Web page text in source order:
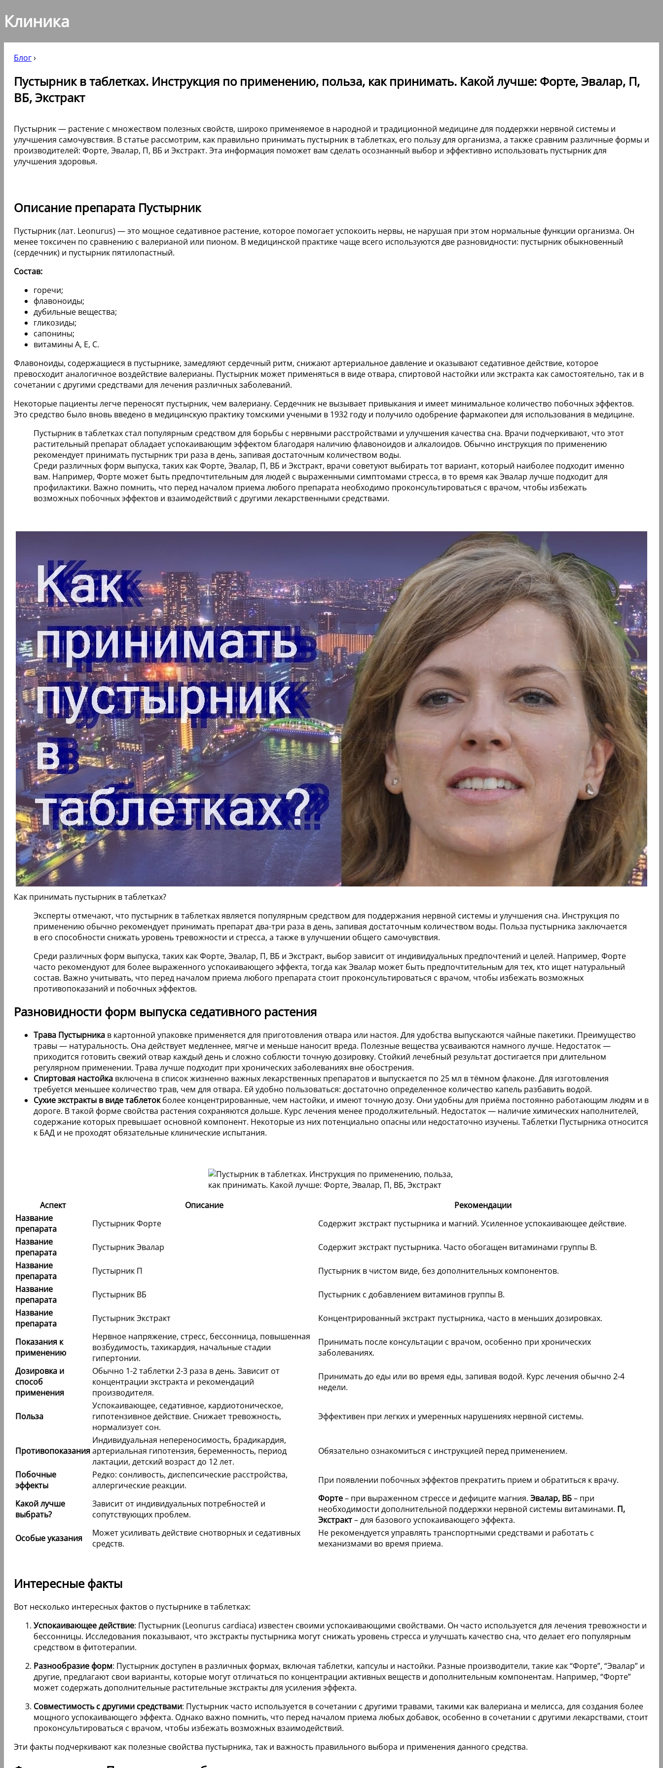
Клиника
Блог›
Пустырник в таблетках. Инструкция по применению, польза, как принимать. Какой лучше: Форте, Эвалар, П,
ВБ, Экстракт
Пустырник — растение с множеством полезных свойств, широко применяемое в народной и традиционной медицине для поддержки нервной системы и
улучшения самочувствия. В статье рассмотрим, как правильно принимать пустырник в таблетках, его пользу для организма, а также сравним различные формы и
производителей: Форте, Эвалар, П, ВБ и Экстракт. Эта информация поможет вам сделать осознанный выбор и эффективно использовать пустырник для
улучшения здоровья.
Описание препарата Пустырник
Пустырник (лат. Leonurus) — это мощное седативное растение, которое помогает успокоить нервы, не нарушая при этом нормальные функции организма. Он
менее токсичен по сравнению с валерианой или пионом. В медицинской практике чаще всего используются две разновидности: пустырник обыкновенный
(сердечник) и пустырник пятилопастный.
Состав:
горечи;
флавоноиды;
дубильные вещества;
гликозиды;
сапонины;
витамины А, Е, С.
Флавоноиды, содержащиеся в пустырнике, замедляют сердечный ритм, снижают артериальное давление и оказывают седативное действие, которое
превосходит аналогичное воздействие валерианы. Пустырник может применяться в виде отвара, спиртовой настойки или экстракта как самостоятельно, так и в
сочетании с другими средствами для лечения различных заболеваний.
Некоторые пациенты легче переносят пустырник, чем валериану. Сердечник не вызывает привыкания и имеет минимальное количество побочных эффектов.
Это средство было вновь введено в медицинскую практику томскими учеными в 1932 году и получило одобрение фармакопеи для использования в медицине.
Пустырник в таблетках стал популярным средством для борьбы с нервными расстройствами и улучшения качества сна. Врачи подчеркивают, что этот
растительный препарат обладает успокаивающим эффектом благодаря наличию флавоноидов и алкалоидов. Обычно инструкция по применению
рекомендует принимать пустырник три раза в день, запивая достаточным количеством воды.
Среди различных форм выпуска, таких как Форте, Эвалар, П, ВБ и Экстракт, врачи советуют выбирать тот вариант, который наиболее подходит именно
вам. Например, Форте может быть предпочтительным для людей с выраженными симптомами стресса, в то время как Эвалар лучше подходит для
профилактики. Важно помнить, что перед началом приема любого препарата необходимо проконсультироваться с врачом, чтобы избежать
возможных побочных эффектов и взаимодействий с другими лекарственными средствами.
Как принимать пустырник в таблетках?
Эксперты отмечают, что пустырник в таблетках является популярным средством для поддержания нервной системы и улучшения сна. Инструкция по
применению обычно рекомендует принимать препарат два-три раза в день, запивая достаточным количеством воды. Польза пустырника заключается
в его способности снижать уровень тревожности и стресса, а также в улучшении общего самочувствия.
Среди различных форм выпуска, таких как Форте, Эвалар, П, ВБ и Экстракт, выбор зависит от индивидуальных предпочтений и целей. Например, Форте
часто рекомендуют для более выраженного успокаивающего эффекта, тогда как Эвалар может быть предпочтительным для тех, кто ищет натуральный
состав. Важно учитывать, что перед началом приема любого препарата стоит проконсультироваться с врачом, чтобы избежать возможных
противопоказаний и побочных эффектов.
Разновидности форм выпуска седативного растения
Трава Пустырника в картонной упаковке применяется для приготовления отвара или настоя. Для удобства выпускаются чайные пакетики. Преимущество
травы — натуральность. Она действует медленнее, мягче и меньше наносит вреда. Полезные вещества усваиваются намного лучше. Недостаток —
приходится готовить свежий отвар каждый день и сложно соблюсти точную дозировку. Стойкий лечебный результат достигается при длительном
регулярном применении. Трава лучше подходит при хронических заболеваниях вне обострения.
Спиртовая настойка включена в список жизненно важных лекарственных препаратов и выпускается по 25 мл в тёмном флаконе. Для изготовления
требуется меньшее количество трав, чем для отвара. Ей удобно пользоваться: достаточно определенное количество капель разбавить водой.
Сухие экстракты в виде таблетокболее концентрированные, чем настойки, и имеют точную дозу. Они удобны для приёма постоянно работающим людям и в
дороге. В такой форме свойства растения сохраняются дольше. Курс лечения менее продолжительный. Недостаток — наличие химических наполнителей,
содержание которых превышает основной компонент. Некоторые из них потенциально опасны или недостаточно изучены. Таблетки Пустырника относится
к БАД и не проходят обязательные клинические испытания.
Аспект Описание
Рекомендации
Название
препарата
Пустырник Форте
Содержит экстракт пустырника и магний. Усиленное успокаивающее действие.
Название
препарата
Пустырник Эвалар
Содержит экстракт пустырника. Часто обогащен витаминами группы В.
Название
препарата
Пустырник П
Пустырник в чистом виде, без дополнительных компонентов.
Название
препарата
Пустырник ВБ
Пустырник с добавлением витаминов группы В.
Название
препарата
Пустырник Экстракт Концентрированный экстракт пустырника, часто в меньших дозировках.
Показания к
применению
Нервное напряжение, стресс, бессонница, повышенная
возбудимость, тахикардия, начальные стадии
гипертонии.
Принимать после консультации с врачом, особенно при хронических
заболеваниях.
Дозировка и
способ
применения
Обычно 1-2 таблетки 2-3 раза в день. Зависит от
концентрации экстракта и рекомендаций
производителя.
Принимать до еды или во время еды, запивая водой. Курс лечения обычно 2-4
недели.
Польза
Успокаивающее, седативное, кардиотоническое,
гипотензивное действие. Снижает тревожность,
нормализует сон.
Эффективен при легких и умеренных нарушениях нервной системы.
Противопоказания
Индивидуальная непереносимость, брадикардия,
артериальная гипотензия, беременность, период
лактации, детский возраст до 12 лет.
Обязательно ознакомиться с инструкцией перед применением.
Побочные
эффекты
Редко: сонливость, диспепсические расстройства,
аллергические реакции.
При появлении побочных эффектов прекратить прием и обратиться к врачу.
Какой лучше
выбрать?
Зависит от индивидуальных потребностей и
сопутствующих проблем.
Форте– при выраженном стрессе и дефиците магния. Эвалар, ВБ– при
необходимости дополнительной поддержки нервной системы витаминами. П,
Экстракт– для базового успокаивающего эффекта.
Особые указания
Может усиливать действие снотворных и седативных
средств.
Не рекомендуется управлять транспортными средствами и работать с
механизмами во время приема.
Интересные факты
Вот несколько интересных фактов о пустырнике в таблетках:
Успокаивающее действие: Пустырник (Leonurus cardiaca) известен своими успокаивающими свойствами. Он часто используется для лечения тревожности и
бессонницы. Исследования показывают, что экстракты пустырника могут снижать уровень стресса и улучшать качество сна, что делает его популярным
средством в фитотерапии.
Разнообразие форм: Пустырник доступен в различных формах, включая таблетки, капсулы и настойки. Разные производители, такие как “Форте”, “Эвалар” и
другие, предлагают свои варианты, которые могут отличаться по концентрации активных веществ и дополнительным компонентам. Например, “Форте”
может содержать дополнительные растительные экстракты для усиления эффекта.
Совместимость с другими средствами: Пустырник часто используется в сочетании с другими травами, такими как валериана и мелисса, для создания более
мощного успокаивающего эффекта. Однако важно помнить, что перед началом приема любых добавок, особенно в сочетании с другими лекарствами, стоит
проконсультироваться с врачом, чтобы избежать возможных взаимодействий.
Эти факты подчеркивают как полезные свойства пустырника, так и важность правильного выбора и применения данного средства.